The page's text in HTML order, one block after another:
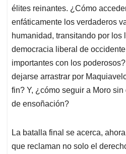
élites reinantes. ¿Cómo
enfáticamente los verdaderos
humanidad, transitando por los
democracia liberal de
importantes con los
dejarse arrastrar por
fin? Y, ¿cómo seguir a Moro
de ensoñación?
La batalla final se acerca,
que reclaman no solo el